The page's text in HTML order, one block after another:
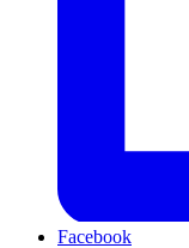
Facebook